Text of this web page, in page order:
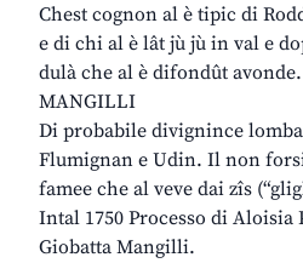
Chest cognon al è tipic di
e di chi al è lât jù jù in val e
dulà che al è difondût avonde.
MANGILLI
Di probabile divignince
Flumignan e Udin. Il non
famee che al veve dai zîs
Intal 1750 Processo di Aloisia
Giobatta Mangilli.